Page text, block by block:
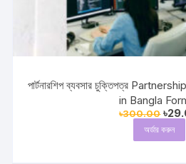
পার্টনারশিপ ব্যবসার চুক্তিপত্র
in Bangla
৳300.00
price
was:
৳
অর্ডার করুন